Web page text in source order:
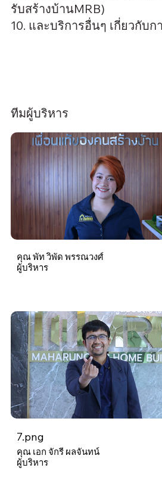
ทีมผู้บริหาร
คุณ พัท วิพัด พรรณวงศ์
ผู้บริหาร
7.png
คุณ เอก จักรี ผลจันทน์
ผู้บริหาร
รับสร้างบ้านMRB)
10. และบริการอื่นๆ เกี่ยวกับก